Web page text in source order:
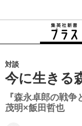
対談
今に生きる
『森永卓郎の戦
茂明×飯田哲也